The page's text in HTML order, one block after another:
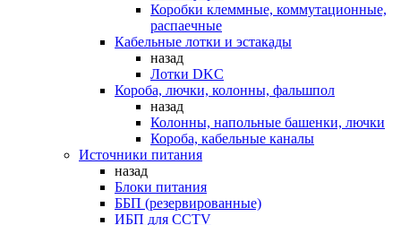
Коробки клеммные, коммутационные,
распаечные
Кабельные лотки и эстакады
назад
Лотки DKC
Короба, лючки, колонны, фальшпол
назад
Колонны, напольные башенки, лючки
Короба, кабельные каналы
Источники питания
назад
Блоки питания
ББП (резервированные)
ИБП для CCTV